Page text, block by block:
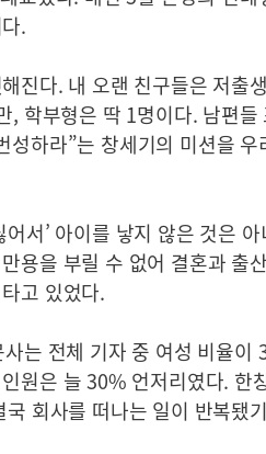
.
진다. 내 오랜 친구들은 저출
, 학부형은 딱 1명이다. 남편
성하라”는 창세기의 미션을
어서’ 아이를 낳지 않은 것은
용을 부릴 수 없어 결혼과 출
고 있었다.
는 전체 기자 중 여성 비율이
원은 늘 30% 언저리였다. 한
국 회사를 떠나는 일이 반복됐